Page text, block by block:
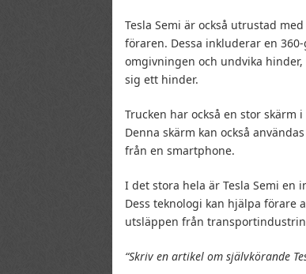
Tesla Semi är också utrustad
föraren. Dessa inkluderar en
omgivningen och undvika
sig ett hinder.
Trucken har också en stor
Denna skärm kan också
från en smartphone.
I det stora hela är Tesla Semi en
Dess teknologi kan hjälpa förare
utsläppen från
“Skriv en artikel om självkörande